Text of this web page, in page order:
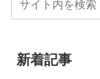
新着記事